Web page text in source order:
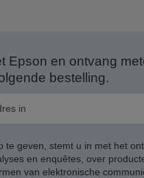
Epson en ontvang
bestelling.
te geven, stemt u in met het
en enquêtes, over
van elektronische